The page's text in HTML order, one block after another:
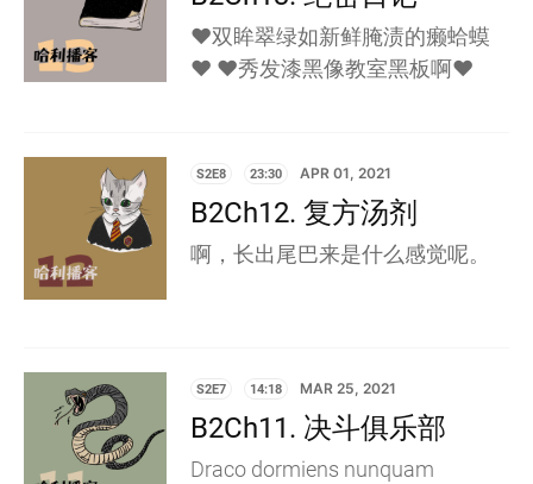
❤️双眸翠绿如新鲜腌渍的癞蛤蟆
❤️ ❤️秀发漆黑像教室黑板啊❤️
S2E8 23:30 APR 01, 2021
B2Ch12. 复方汤剂
啊，长出尾巴来是什么感觉呢。
S2E7 14:18 MAR 25, 2021
B2Ch11. 决斗俱乐部
Draco dormiens nunquam